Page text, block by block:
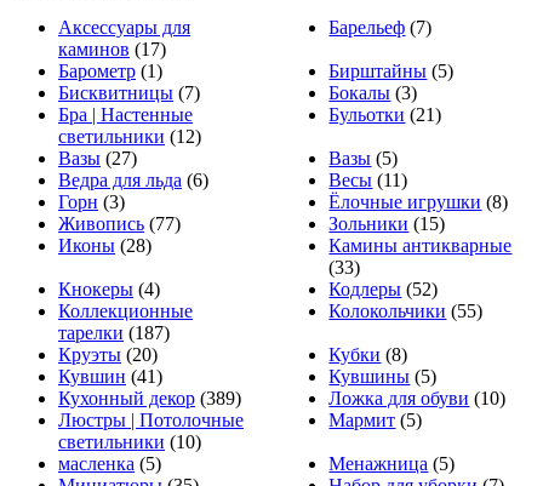
Аксессуары для
каминов (17)
Барельеф (7)
Барометр (1) Бирштайны (5)
Бисквитницы (7) Бокалы (3)
Бра | Настенные
светильники (12)
Бульотки (21)
Вазы (27) Вазы (5)
Ведра для льда (6) Весы (11)
Горн (3) Ёлочные игрушки (8)
Живопись (77) Зольники (15)
Иконы (28)
Камины антикварные
(33)
Кнокеры (4) Кодлеры (52)
Коллекционные
тарелки (187)
Колокольчики (55)
Круэты (20) Кубки (8)
Кувшин (41) Кувшины (5)
Кухонный декор (389) Ложка для обуви (10)
Люстры | Потолочные
светильники (10)
Мармит (5)
масленка (5) Менажница (5)